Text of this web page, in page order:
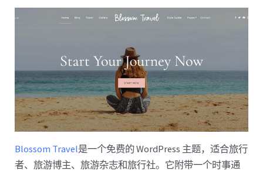
Blossom Travel是一个免费的 WordPress 主题，适合旅行
者、旅游博主、旅游杂志和旅行社。它附带一个时事通